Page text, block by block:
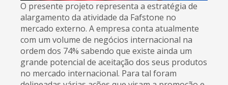
O presente projeto representa a estratégia de
alargamento da atividade da Fafstone no
mercado externo. A empresa conta atualmente
com um volume de negócios internacional na
ordem dos 74% sabendo que existe ainda um
grande potencial de aceitação dos seus produtos
no mercado internacional. Para tal foram